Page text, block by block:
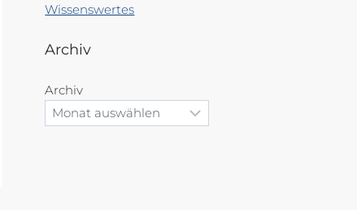
Wissenswertes
Archiv
Archiv